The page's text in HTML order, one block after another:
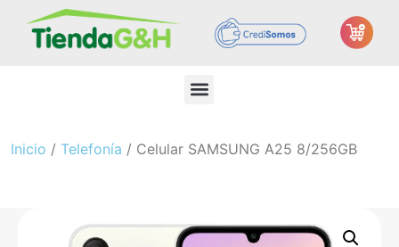
Inicio / Telefonía / Celular SAMSUNG A25 8/256GB